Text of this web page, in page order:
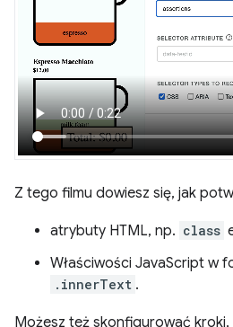
Z tego filmu dowiesz się, jak
atrybuty HTML, np. class
Właściwości JavaScript w
.innerText .
Możesz też skonfigurować